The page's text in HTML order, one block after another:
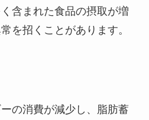
含まれた食品の摂取が増
を招くことがあります。
の消費が減少し、脂肪蓄